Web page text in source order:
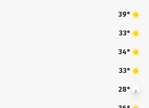
39°
33°
34°
33°
28°